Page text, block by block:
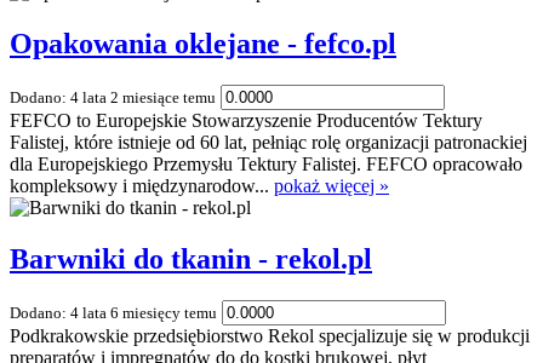
Opakowania oklejane - fefco.pl
Dodano: 4 lata 2 miesiące temu
FEFCO to Europejskie Stowarzyszenie Producentów Tektury
Falistej, które istnieje od 60 lat, pełniąc rolę organizacji patronackiej
dla Europejskiego Przemysłu Tektury Falistej. FEFCO opracowało
kompleksowy i międzynarodow... pokaż więcej »
Barwniki do tkanin - rekol.pl
Dodano: 4 lata 6 miesięcy temu
Podkrakowskie przedsiębiorstwo Rekol specjalizuje się w produkcji
preparatów i impregnatów do do kostki brukowej, płyt